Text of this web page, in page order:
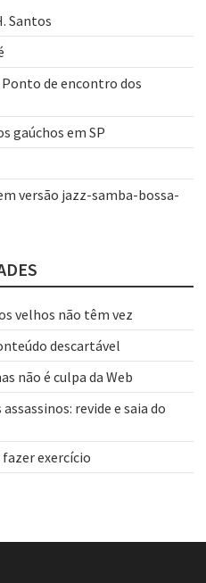
Santos
Ponto de encontro dos
gaúchos em SP
versão jazz-samba-bossa-
velhos não têm vez
descartável
não é culpa da Web
revide e saia do
exercício